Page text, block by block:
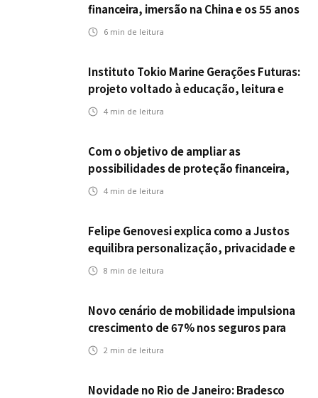
financeira, imersão na China e os 55 anos
da ENS
6 min de leitura
Instituto Tokio Marine Gerações Futuras:
projeto voltado à educação, leitura e
empregabilidade
4 min de leitura
Com o objetivo de ampliar as
possibilidades de proteção financeira,
Icatu Seguros eleva capital segurado
4 min de leitura
Felipe Genovesi explica como a Justos
equilibra personalização, privacidade e
tecnologia
8 min de leitura
Novo cenário de mobilidade impulsiona
crescimento de 67% nos seguros para
veículos elétricos da Bradesco Seguros
2 min de leitura
Novidade no Rio de Janeiro: Bradesco